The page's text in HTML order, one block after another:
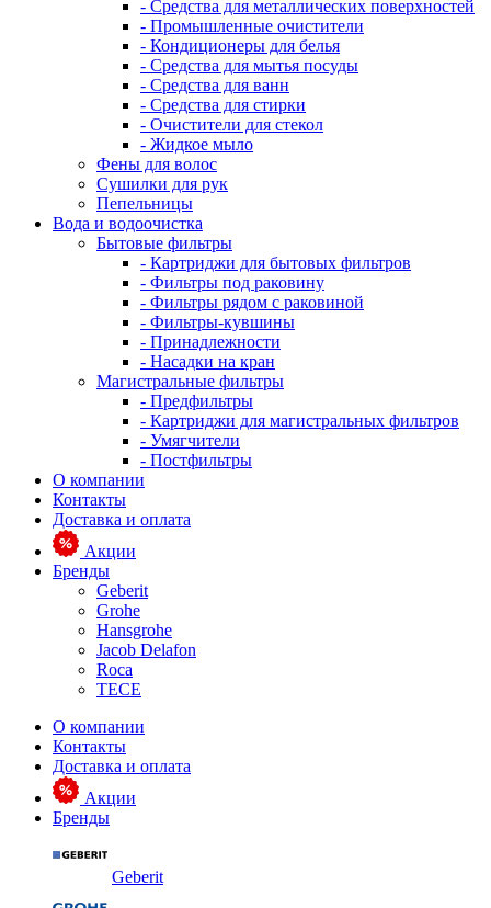
- Средства для металлических поверхностей
- Промышленные очистители
- Кондиционеры для белья
- Средства для мытья посуды
- Средства для ванн
- Средства для стирки
- Очистители для стекол
- Жидкое мыло
Фены для волос
Сушилки для рук
Пепельницы
Вода и водоочистка
Бытовые фильтры
- Картриджи для бытовых фильтров
- Фильтры под раковину
- Фильтры рядом с раковиной
- Фильтры-кувшины
- Принадлежности
- Насадки на кран
Магистральные фильтры
- Предфильтры
- Картриджи для магистральных фильтров
- Умягчители
- Постфильтры
О компании
Контакты
Доставка и оплата
Акции
Бренды
Geberit
Grohe
Hansgrohe
Jacob Delafon
Roca
TECE
О компании
Контакты
Доставка и оплата
Акции
Бренды
Geberit